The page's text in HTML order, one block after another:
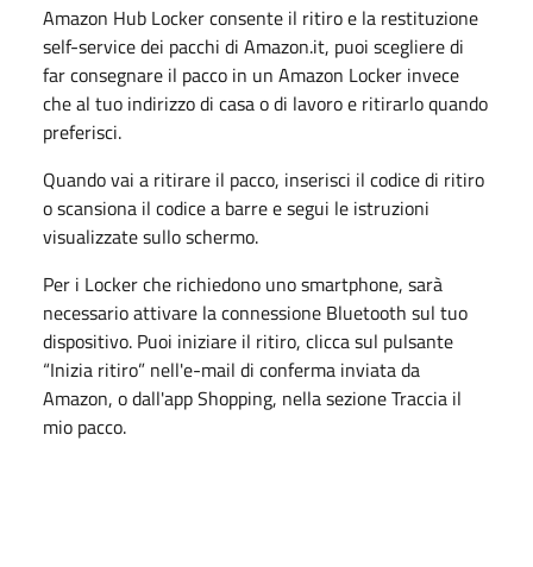
Amazon Hub Locker consente il ritiro e la restituzione
self-service dei pacchi di Amazon.it, puoi scegliere di
far consegnare il pacco in un Amazon Locker invece
che al tuo indirizzo di casa o di lavoro e ritirarlo quando
preferisci.
Quando vai a ritirare il pacco, inserisci il codice di ritiro
o scansiona il codice a barre e segui le istruzioni
visualizzate sullo schermo.
Per i Locker che richiedono uno smartphone, sarà
necessario attivare la connessione Bluetooth sul tuo
dispositivo. Puoi iniziare il ritiro, clicca sul pulsante
“Inizia ritiro” nell'e-mail di conferma inviata da
Amazon, o dall'app Shopping, nella sezioneTraccia il
mio pacco.